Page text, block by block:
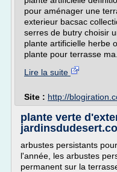
pour aménager une
exterieur bacsac
serres de butry choisir
plante artificielle herbe
plante pour terrasse
Lire la suite
Site : http://
plante verte
arbustes persistants
l'année, les arbustes
permanent sur la